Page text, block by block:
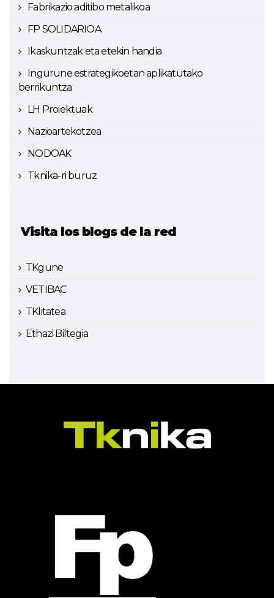
Fabrikazio aditibo metalikoa
FP SOLIDARIOA
Ikaskuntzak eta etekin handia
Ingurune estrategikoetan aplikatutako
berrikuntza
LH Proiektuak
Nazioartekotzea
NODOAK
Tknika-ri buruz
Visita los blogs de la red
TKgune
VETIBAC
TKlitatea
Ethazi Biltegia